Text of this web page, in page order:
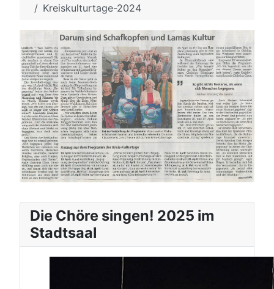
Kreiskulturtage-2024
Die Chöre singen! 2025 im
Stadtsaal